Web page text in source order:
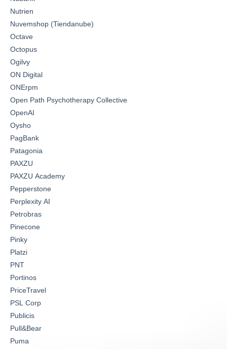
Nutrien
Nuvemshop (Tiendanube)
Octave
Octopus
Ogilvy
ON Digital
ONErpm
Open Path Psychotherapy Collective
OpenAI
Oysho
PagBank
Patagonia
PAXZU
PAXZU Academy
Pepperstone
Perplexity AI
Petrobras
Pinecone
Pinky
Platzi
PNT
Portinos
PriceTravel
PSL Corp
Publicis
Pull&Bear
Puma